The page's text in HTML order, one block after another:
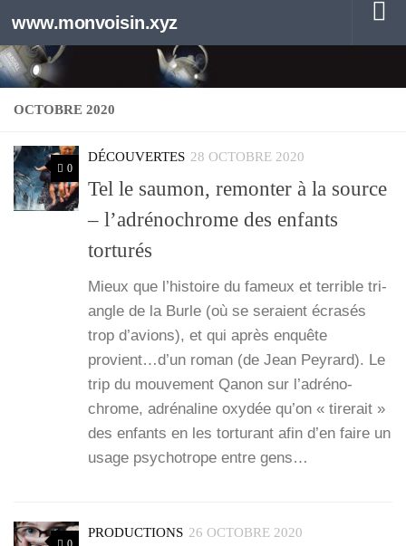
Au dessous du contenu
www.monvoisin.xyz
OCTOBRE 2020
0
DÉCOUVERTES 28 OCTOBRE 2020
Tel le saumon, remonter à la source
– l’adrénochrome des enfants
torturés
Mieux que l’his­toire du fameux et ter­rible tri­
angle de la Burle (où se seraient écra­sés
trop d’a­vions), et qui après enquête
provient…d’un roman (de Jean Pey­rard). Le
trip du mou­ve­ment Qanon sur l’a­dré­no­
chrome, adré­na­line oxy­dée qu’on « tire­rait »
des enfants en les tor­tu­rant afin d’en faire un
usage psy­cho­trope entre gens…
PRODUCTIONS 26 OCTOBRE 2020